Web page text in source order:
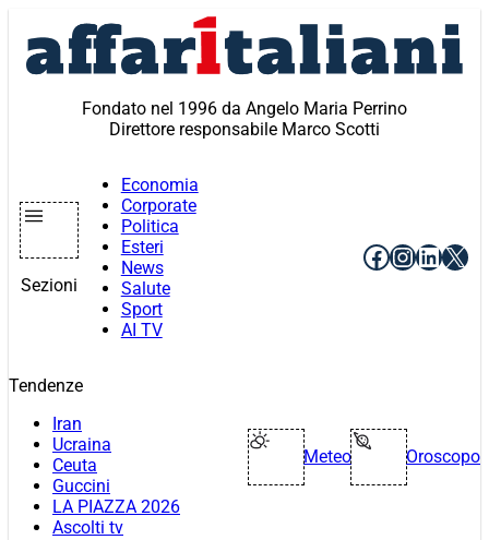
contenuto
Fondato nel 1996 da Angelo Maria Perrino
Direttore responsabile Marco Scotti
Sezioni
Economia
Corporate
Politica
Esteri
News
Salute
Sport
AI TV
Facebook
X
Tendenze
Iran
Ucraina
Ceuta
Guccini
LA PIAZZA 2026
Ascolti tv
Meteo Oroscopo